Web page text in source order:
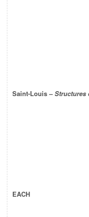
Saint-Louis –Structures
EACH